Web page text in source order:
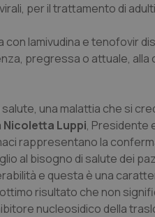
per il trattamento di
lamivudina e tenofovir
pregressa o attuale, alla
una malattia che si
Nicoletta Luppi, Presidente
rappresentano la
al bisogno di salute dei
e questa è una
risultato che non
nucleosidico della